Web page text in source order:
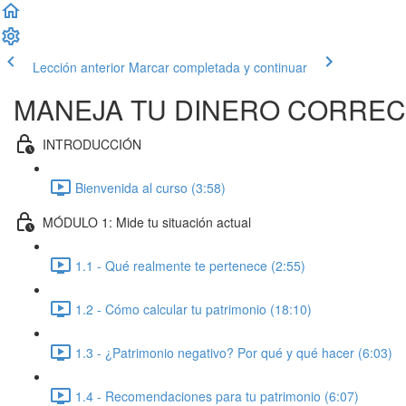
Lección anterior Marcar completada y continuar
MANEJA TU DINERO
INTRODUCCIÓN
Bienvenida al curso (3:58)
MÓDULO 1: Mide tu situación actual
1.1 - Qué realmente te pertenece (2:55)
1.2 - Cómo calcular tu patrimonio (18:10)
1.3 - ¿Patrimonio negativo? Por qué y qué hacer (6:03)
1.4 - Recomendaciones para tu patrimonio (6:07)